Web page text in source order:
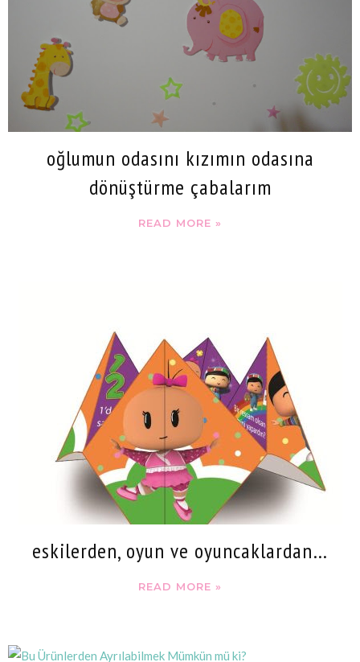
oğlumun odasını kızımın odasına
dönüştürme çabalarım
READ MORE »
eskilerden, oyun ve oyuncaklardan…
READ MORE »